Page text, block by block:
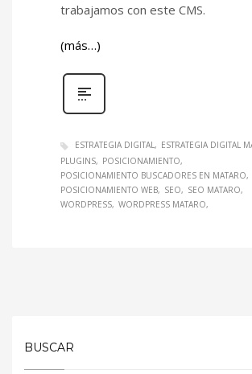
trabajamos con este CMS.
(más…)
ESTRATEGIA DIGITAL
ESTRATEGIA DIGITAL
PLUGINS
POSICIONAMIENTO
POSICIONAMIENTO BUSCADORES EN MATARO
POSICIONAMIENTO WEB
SEO
SEO MATARO
WORDPRESS WORDPRESS MATARO
BUSCAR